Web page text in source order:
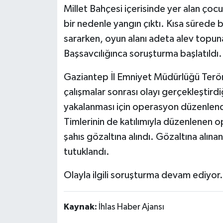
Millet Bahçesi içerisinde yer alan
bir nedenle yangın çıktı. Kısa
sararken, oyun alanı adeta alev
Başsavcılığınca soruşturma başlatıldı.
Gaziantep İl Emniyet Müdürlüğü
çalışmalar sonrası olayı
yakalanması için operasyon
Timlerinin de katılımıyla
şahıs gözaltına alındı. Gözaltına
tutuklandı.
Olayla ilgili soruşturma devam ediyor.
Kaynak: İhlas Haber Ajansı